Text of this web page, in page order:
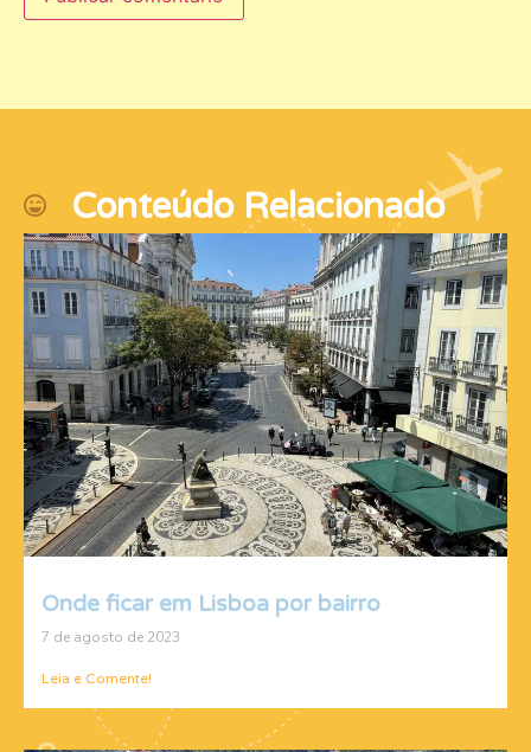
Conteúdo Relacionado
Onde ficar em Lisboa por bairro
7 de agosto de 2023
Leia e Comente!